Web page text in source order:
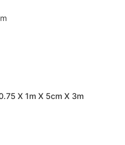
X 1m X 5cm X 3m